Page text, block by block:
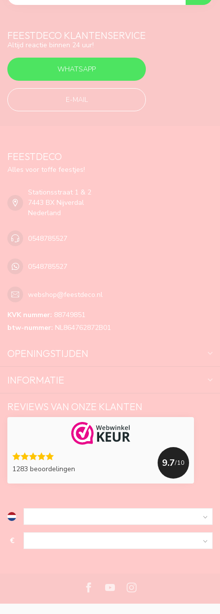
FEESTDECO KLANTENSERVICE
Altijd reactie binnen 24 uur!
WHATSAPP
E-MAIL
FEESTDECO
Alles voor toffe feestjes!
Stationsstraat 1 & 2
7443 BX Nijverdal
Nederland
0548785527
0548785527
webshop@feestdeco.nl
KVK nummer: 88749851
btw-nummer: NL864762872B01
OPENINGSTIJDEN
INFORMATIE
REVIEWS VAN ONZE KLANTEN
1283 beoordelingen
9.7/10
€